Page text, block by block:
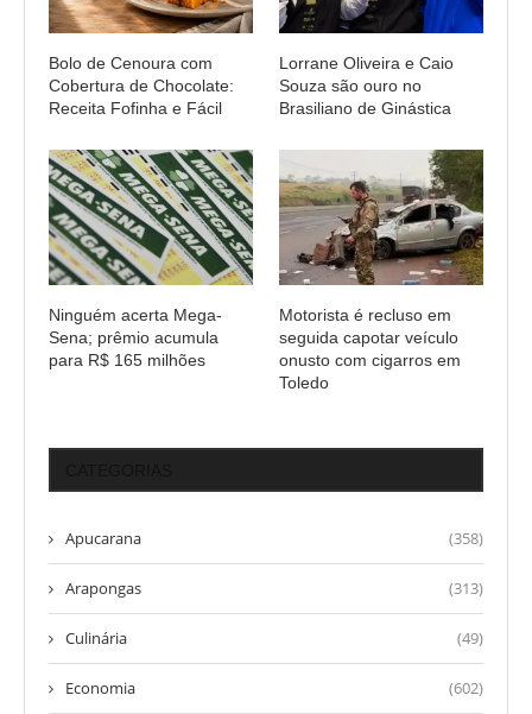
Bolo de Cenoura com
Cobertura de Chocolate:
Receita Fofinha e Fácil
Lorrane Oliveira e Caio
Souza são ouro no
Brasiliano de Ginástica
Ninguém acerta Mega-
Sena; prêmio acumula
para R$ 165 milhões
Motorista é recluso em
seguida capotar veículo
onusto com cigarros em
Toledo
Apucarana (358)
Arapongas (313)
Culinária (49)
Economia (602)